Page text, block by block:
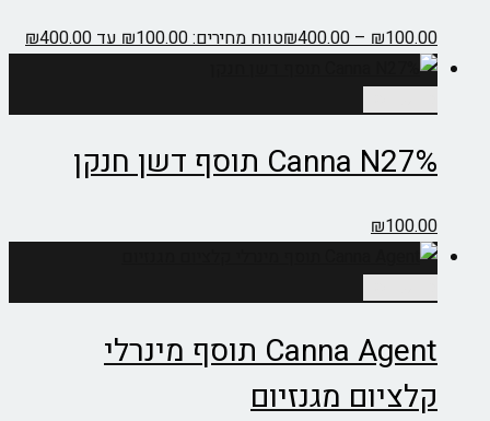
₪100.00
–
₪400.00 טווח מחירים: ⁦₪100.00⁩ עד ⁦₪400.00⁩
Canna N27% תוסף דשן חנקן
₪100.00
Canna Agent תוסף מינרלי
קלציום מגנזיום